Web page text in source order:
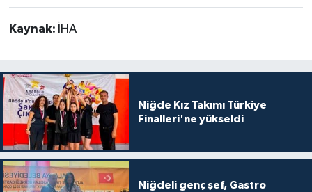
Kaynak: İHA
Niğde Kız Takımı Türkiye
Finalleri'ne yükseldi
Niğdeli genç şef, Gastro